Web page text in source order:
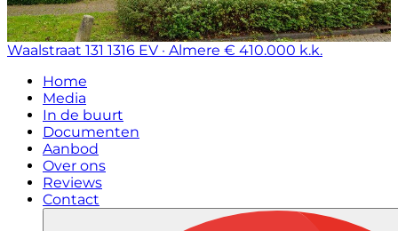
Waalstraat 131 1316 EV · Almere € 410.000 k.k.
Home
Media
In de buurt
Documenten
Aanbod
Over ons
Reviews
Contact